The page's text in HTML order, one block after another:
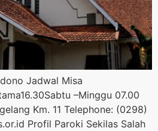
Jadwal Misa
–Minggu 07.00
Km. 11 Telephone: (0298)
Profil Paroki Sekilas Salah